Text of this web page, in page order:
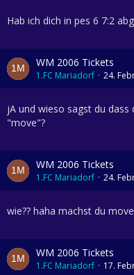
Hab ich dich in pes 6 7:2
WM 2006 Tickets
1.FC Mariadorf 24.
jA und wieso sagst du
"move"?
WM 2006 Tickets
1.FC Mariadorf 24.
wie?? haha machst du
WM 2006 Tickets
1.FC Mariadorf 17.